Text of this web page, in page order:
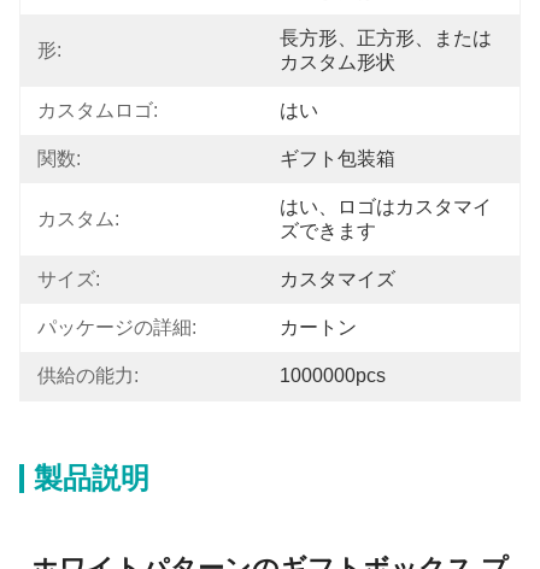
形:
長方形、正方形、または
カスタム形状
カスタムロゴ: はい
関数: ギフト包装箱
カスタム:
はい、ロゴはカスタマイ
ズできます
サイズ: カスタマイズ
パッケージの詳細: カートン
供給の能力: 1000000pcs
製品説明